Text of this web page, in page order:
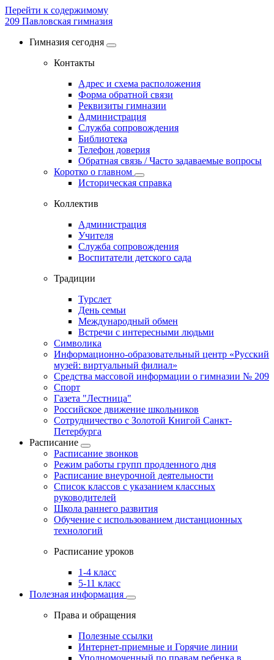
Перейти к содержимому
209 Павловская гимназия
Гимназия сегодня
Контакты
Адрес и схема расположения
Форма обратной связи
Реквизиты гимназии
Администрация
Служба сопровождения
Библиотека
Телефон доверия
Обратная связь / Часто задаваемые вопросы
Коротко о главном
Историческая справка
Коллектив
Администрация
Учителя
Служба сопровождения
Воспитатели детского сада
Традиции
Турслет
День семьи
Международный обмен
Встречи с интересными людьми
Символика
Информационно-образовательный центр «Русский
музей: виртуальный филиал»
Средства массовой информации о гимназии № 209
Спорт
Газета "Лестница"
Российское движение школьников
Сотрудничество с Золотой Книгой Санкт-
Петербурга
Расписание
Расписание звонков
Режим работы групп продленного дня
Расписание внеурочной деятельности
Список классов с указанием классных
руководителей
Школа раннего развития
Обучение с использованием дистанционных
технологий
Расписание уроков
1-4 класс
5-11 класс
Полезная информация
Права и обращения
Полезные ссылки
Интернет-приемные и Горячие линии
Уполномоченный по правам ребенка в